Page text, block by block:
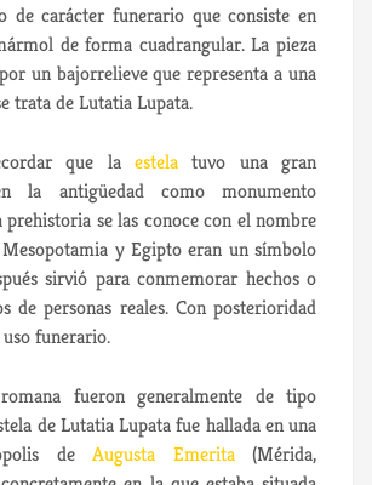
de carácter funerario que consiste en
de forma cuadrangular. La pieza
un bajorrelieve que representa a una
trata de Lutatia Lupata.
que la estelatuvo una gran
la antigüedad como monumento
se las conoce con el nombre
y Egipto eran un símbolo
sirvió para conmemorar hechos o
de personas reales. Con posterioridad
funerario.
fueron generalmente de tipo
de Lutatia Lupata fue hallada en una
de Augusta Emerita (Mérida,